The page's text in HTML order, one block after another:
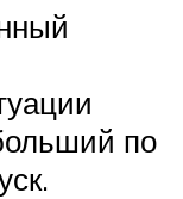
по